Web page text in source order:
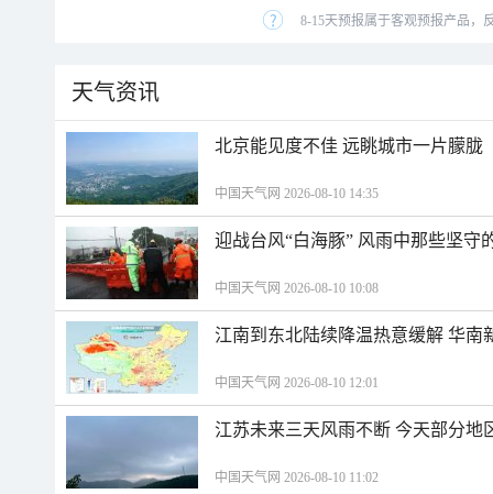
8-15天预报属于客观预报产品，
天气资讯
北京能见度不佳 远眺城市一片朦胧
中国天气网 2026-08-10 14:35
迎战台风“白海豚” 风雨中那些坚守
中国天气网 2026-08-10 10:08
江南到东北陆续降温热意缓解 华南
中国天气网 2026-08-10 12:01
江苏未来三天风雨不断 今天部分地
中国天气网 2026-08-10 11:02